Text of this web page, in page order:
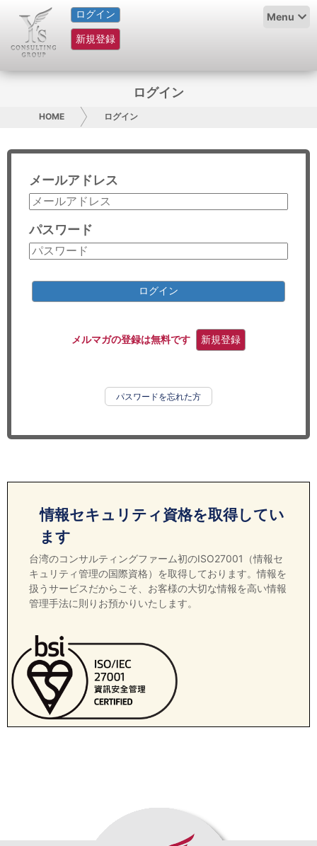
ログイン
新規登録
Menu
HOME
サービス紹介
グループ概要
採用情報
お問い合わせ
コンサルティング
リサーチ
ログイン
HOME ログイン
メールアドレス
パスワード
ログイン
メルマガの登録は無料です 新規登録
パスワードを忘れた方
情報セキュリティ資格を取得してい
ます
台湾のコンサルティングファーム初のISO27001（情報セ
キュリティ管理の国際資格）を取得しております。情報を
扱うサービスだからこそ、お客様の大切な情報を高い情報
管理手法に則りお預かりいたします。